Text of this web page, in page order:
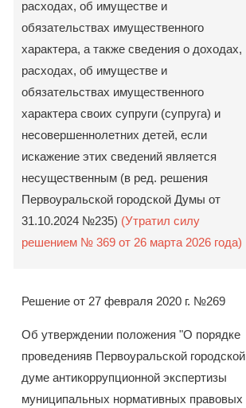
расходах, об имуществе и
обязательствах имущественного
характера, а также сведения о доходах,
расходах, об имуществе и
обязательствах имущественного
характера своих супруги (супруга) и
несовершеннолетних детей, если
искажение этих сведений является
несущественным (в ред. решения
Первоуральской городской Думы от
31.10.2024 №235) (Утратил силу
решением № 369 от 26 марта 2026 года)
Решение от 27 февраля 2020 г. №269
Об утверждении положения "О порядке
проведенияв Первоуральской городской
думе антикоррупционной экспертизы
муниципальных нормативных правовых